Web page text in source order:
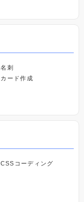
名刺
カード作成
CSSコーディング